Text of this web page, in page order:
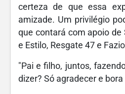
certeza de que essa
amizade. Um privilégio
que contará com apoio de
e Estilo, Resgate 47 e
"Pai e filho, juntos,
dizer? Só agradecer e